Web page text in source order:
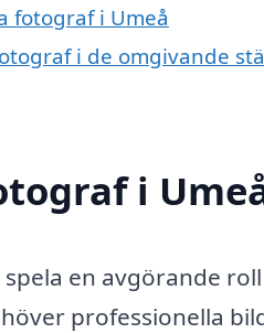
fotograf i Umeå
i de omgivande
i
en avgörande
professionella